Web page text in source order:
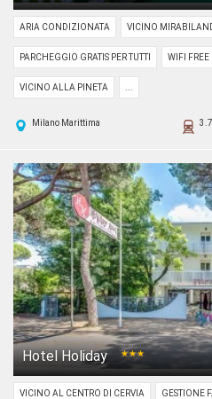
ARIA CONDIZIONATA VICINO
PARCHEGGIO GRATIS PER TUTTI WIFI
VICINO ALLA PINETA ...
Milano Marittima
Hotel Holiday ★★★
VICINO AL CENTRO DI CERVIA GESTIONE